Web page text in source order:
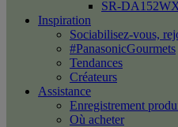
SR-
Inspiration
Sociabilisez-vous,
#PanasonicGourmets
Tendances
Créateurs
Assistance
Enregistrement
Où acheter